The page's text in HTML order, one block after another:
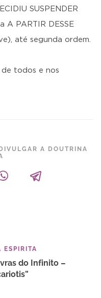
SUSPENDER
A PARTIR DESSE
até segunda ordem.
todos e nos
A DOUTRINA
ESPIRITA
do Infinito –